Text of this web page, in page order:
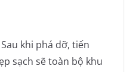
Sau khi phá dỡ, tiến
sạch sẽ toàn bộ khu